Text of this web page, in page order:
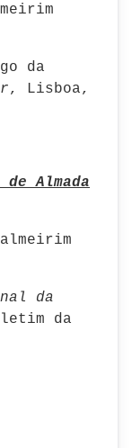
da
, Lisboa,
Almada
da
da